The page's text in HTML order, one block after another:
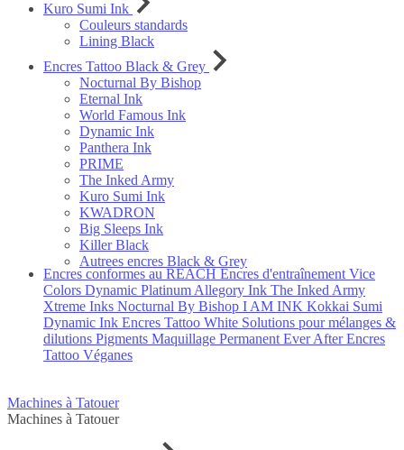
Kuro Sumi Ink
Couleurs standards
Lining Black
Encres Tattoo Black & Grey
Nocturnal By Bishop
Eternal Ink
World Famous Ink
Dynamic Ink
Panthera Ink
PRIME
The Inked Army
Kuro Sumi Ink
KWADRON
Big Sleeps Ink
Killer Black
Autrees encres Black & Grey
Encres conformes au REACH Encres d'entraînement Vice
Colors Dynamic Platinum Allegory Ink The Inked Army
Xtreme Inks Nocturnal By Bishop I AM INK Kokkai Sumi
Dynamic Ink Encres Tattoo White Solutions pour mélanges &
dilutions Pigments Maquillage Permanent Ever AfterEncres
Tattoo Véganes
Machines à Tatouer
Machines à Tatouer